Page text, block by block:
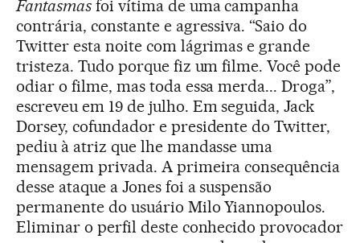
Fantasmasfoi vítima de uma campanha
contrária, constante e agressiva. “Saio do
Twitter esta noite com lágrimas e grande
tristeza. Tudo porque fiz um filme. Você pode
odiar o filme, mas toda essa merda... Droga”,
escreveu em 19 de julho. Em seguida, Jack
Dorsey, cofundador e presidente do Twitter,
pediu à atriz que lhe mandasse uma
mensagem privada. A primeira consequência
desse ataque a Jones foi a suspensão
permanente do usuário Milo Yiannopoulos.
Eliminar o perfil deste conhecido provocador